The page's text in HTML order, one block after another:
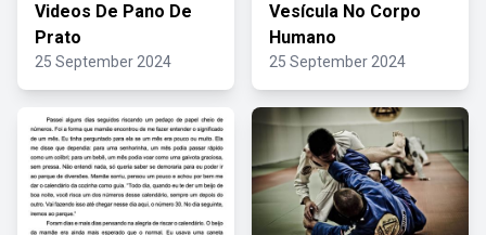
Videos De Pano De
Prato
25 September 2024
Vesícula No Corpo
Humano
25 September 2024